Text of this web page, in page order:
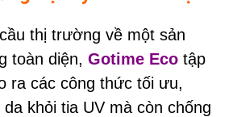
thị trường về một sản
toàn diện, Gotime Eco tập
ra các công thức tối ưu,
da khỏi tia UV mà còn chống